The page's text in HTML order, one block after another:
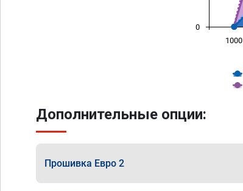
1000
0
Дополнительные опции:
Прошивка Евро 2